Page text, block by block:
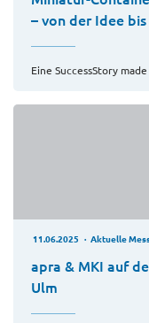
– von der Idee
Eine SuccessStory
11.06.2025 Aktuelle
apra & MKI auf
Ulm